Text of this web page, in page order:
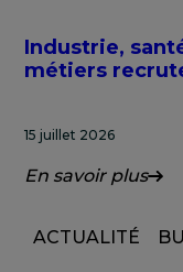
Industrie,
métiers
15 juillet 2026
En savoir plus
ACTUALITÉ